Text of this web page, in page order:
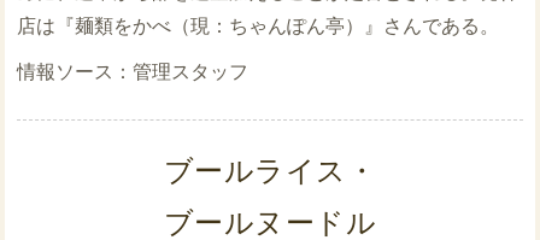
店は『麺類をかべ（現：ちゃんぽん亭）』さんである。
管理スタッフ
ブールライス・
ブールヌードル